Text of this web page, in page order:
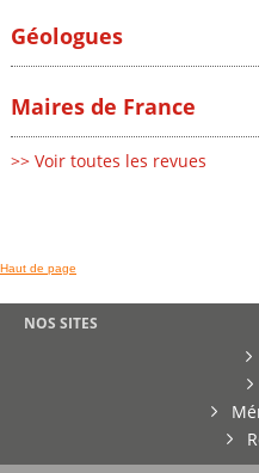
Géologues
Maires de France
>> Voir toutes les revues
Haut de page
NOS SITES